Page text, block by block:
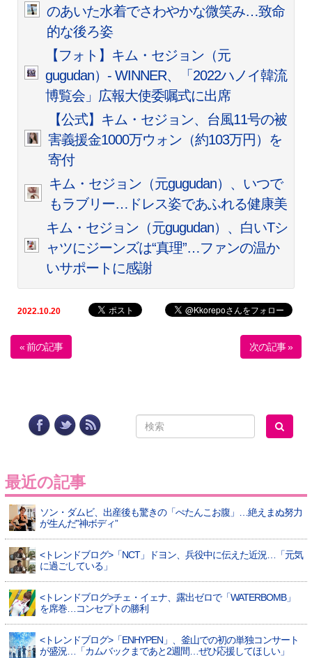
のあいた水着でさわやかな微笑み…致命
的な後ろ姿
【フォト】キム・セジョン（元
gugudan）- WINNER、「2022ハノイ韓流
博覧会」広報大使委嘱式に出席
【公式】キム・セジョン、台風11号の被
害義援金1000万ウォン（約103万円）を
寄付
キム・セジョン（元gugudan）、いつで
もラブリー…ドレス姿であふれる健康美
キム・セジョン（元gugudan）、白いTシ
ャツにジーンズは“真理”…ファンの温か
いサポートに感謝
2022.10.20
« 前の記事 次の記事 »
最近の記事
ソン・ダムビ、出産後も驚きの「ぺたんこお腹」…絶えまぬ努力
が生んだ”神ボディ”
<トレンドブログ>「NCT」ドヨン、兵役中に伝えた近況…「元気
に過ごしている」
<トレンドブログ>チェ・イェナ、露出ゼロで「WATERBOMB」
を席巻…コンセプトの勝利
<トレンドブログ>「ENHYPEN」、釜山での初の単独コンサート
が盛況…「カムバックまであと2週間…ぜひ応援してほしい」